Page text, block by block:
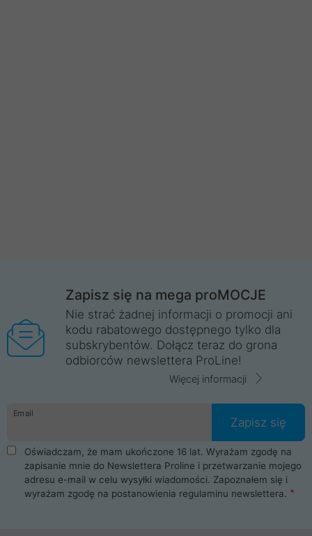
Zapisz się na mega proMOCJE
Nie strać żadnej informacji o promocji ani
kodu rabatowego dostępnego tylko dla
subskrybentów. Dołącz teraz do grona
odbiorców newslettera ProLine!
Więcej informacji
Email
Zapisz się
Oświadczam, że mam ukończone 16 lat. Wyrażam zgodę na
zapisanie mnie do Newslettera Proline i przetwarzanie mojego
adresu e-mail w celu wysyłki wiadomości. Zapoznałem się i
wyrażam zgodę na postanowienia regulaminu newslettera.